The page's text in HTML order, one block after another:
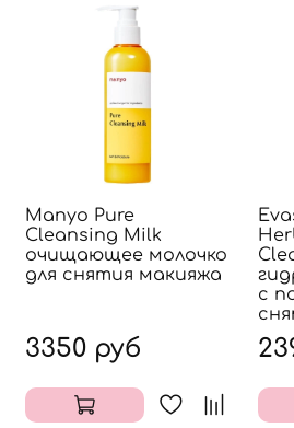
Manyo Pure
Cleansing Milk
очищающее молочко
для снятия макияжа
3350 руб
с